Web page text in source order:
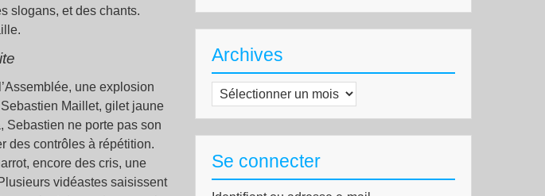
slogans, et des chants.
une explosion
Maillet, gilet jaune
Sebastien ne porte pas son
des contrôles à répétition.
encore des cris, une
vidéastes saisissent
Archives
Archives
Se connecter